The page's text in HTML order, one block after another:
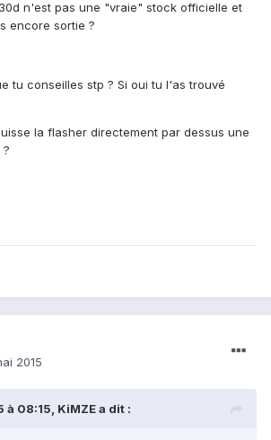
n'est pas une "vraie" stock officielle et
encore sortie ?
tu conseilles stp ? Si oui tu l'as trouvé
la flasher directement par dessus une
2015
à 08:15, KiMZE a dit :